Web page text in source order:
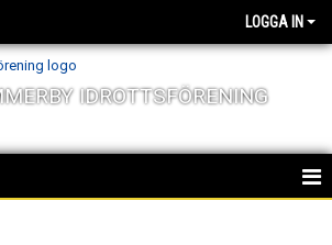
LOGGA IN
IDROTTSFÖRENING